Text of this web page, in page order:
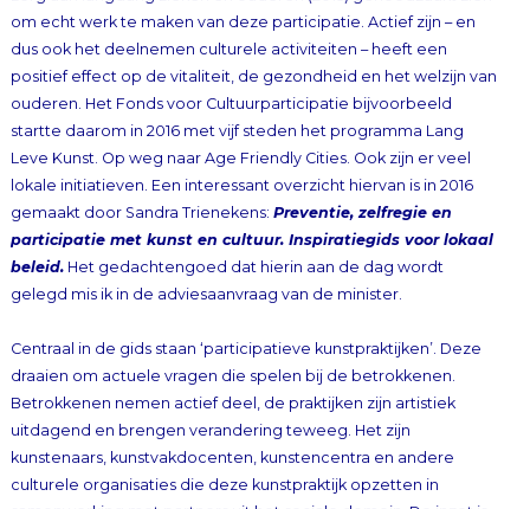
gemaakt door Sandra Trienekens: Preventie, zelfregie en
participatie met kunst en cultuur. Inspiratiegids voor lokaal
beleid.Het gedachtengoed dat hierin aan de dag wordt
gelegd mis ik in de adviesaanvraag van de minister.
Centraal in de gids staan ‘participatieve kunstpraktijken’. Deze
draaien om actuele vragen die spelen bij de betrokkenen.
Betrokkenen nemen actief deel, de praktijken zijn artistiek
uitdagend en brengen verandering teweeg. Het zijn
kunstenaars, kunstvakdocenten, kunstencentra en andere
culturele organisaties die deze kunstpraktijk opzetten in
samenwerking met partners uit het sociale domein. De inzet is
een duurzame samenwerking tussen cultuur, zorg en welzijn.